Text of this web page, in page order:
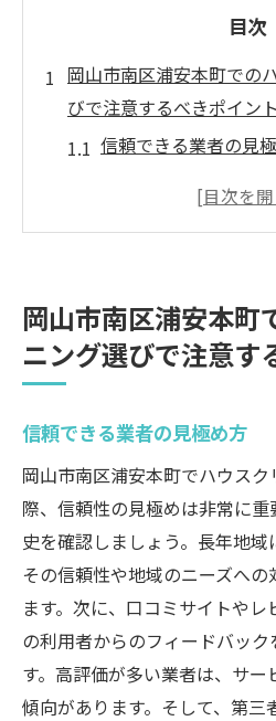
目次
岡山市南区浦安本町での
びで注意するべきポイント
信頼できる業者の見
料金体系の比較と選
保証制度の有無と内容
プロが教える岡山市南区
エアコンクリーニング
キッチン周りの清掃
家具に適した清掃方法
定期清掃のメリット
家電の寿命を延ばす
プロの技術を活用した
ハウスクリーニングで岡
環境を一新する方法
岡山市南区浦安本町
ニング選びで注意す
信頼できる業者の見極め方
岡山市南区浦安本町でハウス
際、信頼性の見極めは非常に
史を確認しましょう。長年地域
その信頼性や地域のニーズへ
ます。次に、口コミサイトや
の利用者からのフィードバッ
す。高評価が多い業者は、サ
傾向があります。そして、第三